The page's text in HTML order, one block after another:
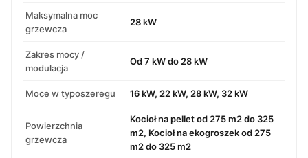
Maksymalna moc
grzewcza
28 kW
Zakres mocy /
modulacja
Od 7 kW do 28 kW
Moce w typoszeregu 16 kW, 22 kW, 28 kW, 32 kW
Powierzchnia
grzewcza
Kocioł na pellet od 275 m2 do 325
m2, Kocioł na ekogroszek od 275
m2 do 325 m2